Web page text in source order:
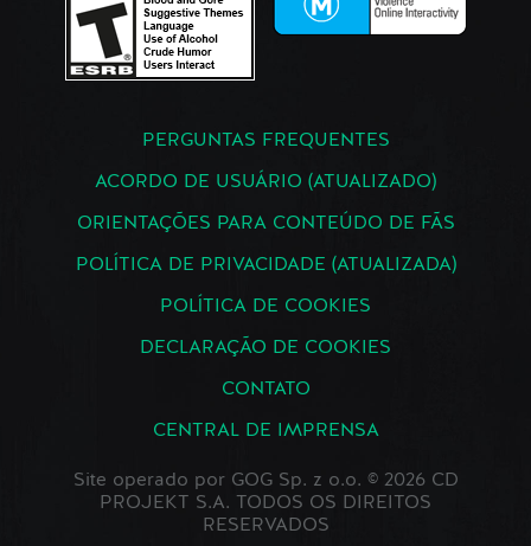
PERGUNTAS FREQUENTES
ACORDO DE USUÁRIO (ATUALIZADO)
ORIENTAÇÕES PARA CONTEÚDO DE FÃS
POLÍTICA DE PRIVACIDADE (ATUALIZADA)
POLÍTICA DE COOKIES
DECLARAÇÃO DE COOKIES
CONTATO
CENTRAL DE IMPRENSA
Site operado por GOG Sp. z o.o. © 2026 CD
PROJEKT S.A. TODOS OS DIREITOS
RESERVADOS